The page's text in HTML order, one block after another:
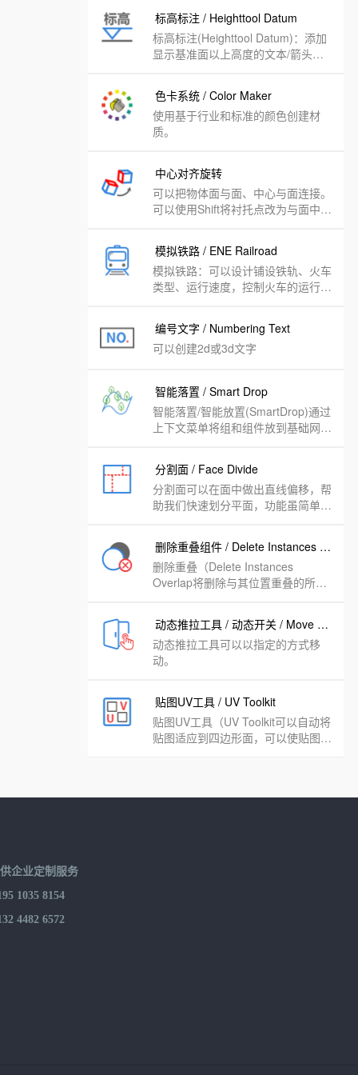
标高标注 / Heighttool Datum
标高标注(Heighttool Datum)：添加
显示基准面以上高度的文本/箭头。
换为高度标签。
色卡系统 / Color Maker
使用基于行业和标准的颜色创建材
质。
中心对齐旋转
可以把物体面与面、中心与面连接。
可以使用Shift将衬托点改为与面中心
模拟铁路 / ENE Railroad
模拟铁路：可以设计铺设铁轨、火车
类型、运行速度，控制火车的运行速
编号文字 / Numbering Text
可以创建2d或3d文字
智能落置 / Smart Drop
智能落置/智能放置(SmartDrop)通过
上下文菜单将组和组件放到基础网格
分割面 / Face Divide
分割面可以在面中做出直线偏移，帮
助我们快速划分平面，功能虽简单，
删除重叠组件 / Delete Instances Overlap
删除重叠（Delete Instances
Overlap将删除与其位置重叠的所有
动态推拉工具 / 动态开关 / Move Rotate Open Close
动态推拉工具可以以指定的方式移
动。
贴图UV工具 / UV Toolkit
贴图UV工具（UV Toolkit可以自动将
贴图适应到四边形面，可以使贴图更
企业定制服务
1035 8154
4482 6572